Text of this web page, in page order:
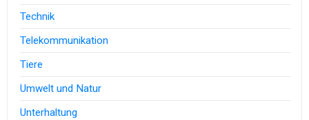
Technik
Telekommunikation
Tiere
Umwelt und Natur
Unterhaltung